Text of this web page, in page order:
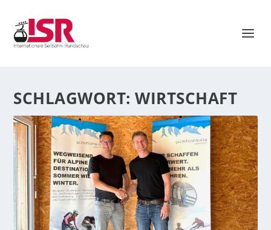
SCHLAGWORT:WIRTSCHAFT